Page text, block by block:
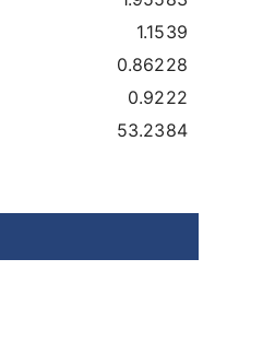
1.1539
0.86228
0.9222
53.2384